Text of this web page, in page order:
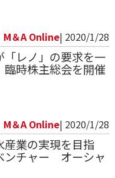
M＆A Online| 2020/1/28
「レノ」の要求を一
時株主総会を開催
M＆A Online| 2020/1/28
産業の実現を目指
チャー オーシャ